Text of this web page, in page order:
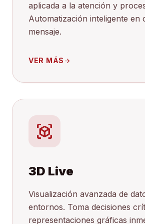
aplicada a la atención y
Automatización inteligente en
mensaje.
VER MÁS arrow_forward
view_in_ar
3D Live
Visualización avanzada de
entornos. Toma decisiones
representaciones gráficas